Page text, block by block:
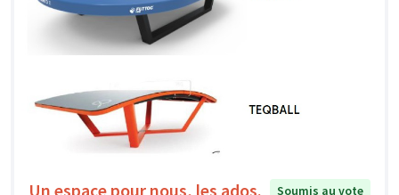
Un espace pour nous, les ados. Soumis au vote